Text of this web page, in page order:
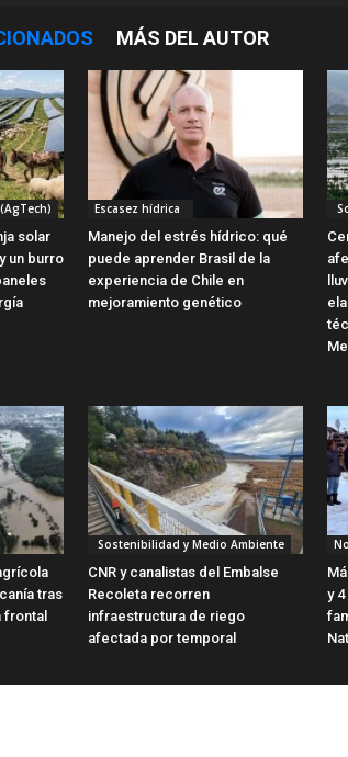
MÁS DEL AUTOR
solar
un burro
Escasez hídrica
Manejo del estrés hídrico: qué
puede aprender Brasil de la
experiencia de Chile en
mejoramiento genético
tras
frontal
Sostenibilidad y Medio Ambiente
CNR y canalistas del Embalse
Recoleta recorren
infraestructura de riego
afectada por temporal
y